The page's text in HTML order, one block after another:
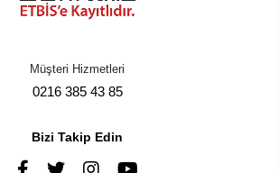
Müşteri Hizmetleri
0216 385 43 85
Bizi Takip Edin